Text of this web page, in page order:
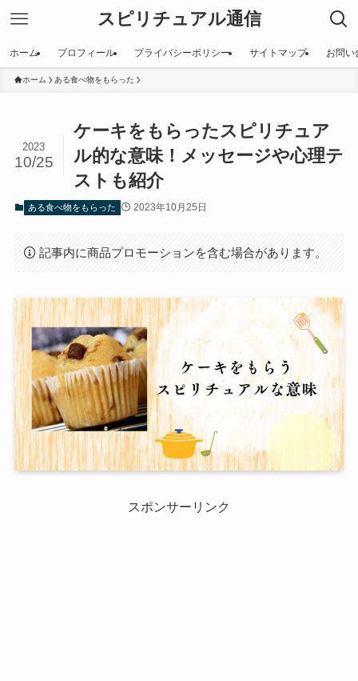
スピリチュアル通信
ホーム プロフィール プライバシーポリシー サイトマップ お問い
ホーム ある食べ物をもらった
ケーキをもらったスピリチュア
ル的な意味！メッセージや心理テ
ストも紹介
2023
10/25
ある食べ物をもらった 2023年10月25日
記事内に商品プロモーションを含む場合があります。
スポンサーリンク